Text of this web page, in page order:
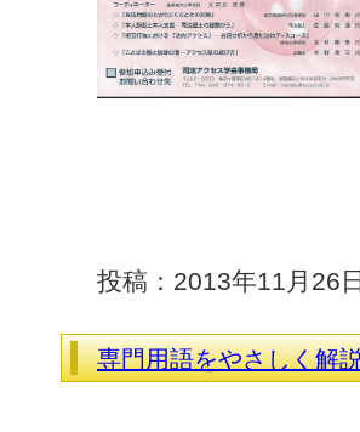
投稿：2013年11月26日
専門用語をやさしく